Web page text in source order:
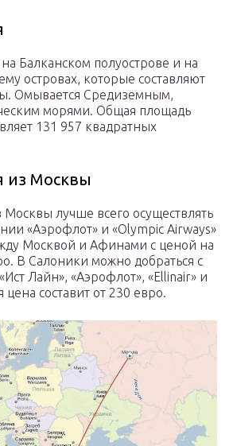
Балканском полуострове и на
островах, которые составляют
Омывается Средиземным,
морями. Общая площадь
131 957 квадратных
из Москвы
лучше всего осуществлять
«Аэрофлот» и «Olympic Airways»
Москвой и Афинами с ценой на
В Салоники можно добраться с
Лайн», «Аэрофлот», «Ellinair» и
составит от 230 евро.